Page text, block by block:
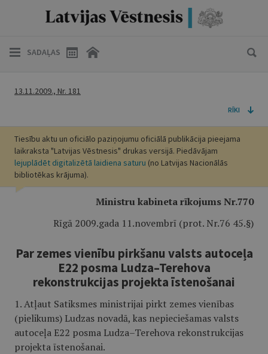
SADAĻAS
13.11.2009., Nr. 181
RĪKI
Tiesību aktu un oficiālo paziņojumu oficiālā publikācija pieejama
laikraksta "Latvijas Vēstnesis" drukas versijā. Piedāvājam
lejuplādēt digitalizētā laidiena saturu (no Latvijas Nacionālās
bibliotēkas krājuma).
Ministru kabineta rīkojums Nr.770
Rīgā 2009.gada 11.novembrī (prot. Nr.76 45.§)
Par zemes vienību pirkšanu valsts autoceļa
E22 posma Ludza–Terehova
rekonstrukcijas projekta īstenošanai
1. Atļaut Satiksmes ministrijai pirkt zemes vienības
(pielikums) Ludzas novadā, kas nepieciešamas valsts
autoceļa E22 posma Ludza–Terehova rekonstrukcijas
projekta īstenošanai.